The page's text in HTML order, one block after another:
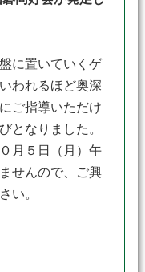
に置いていくゲ
われるほど奥深
ご指導いただけ
となりました。
月５日（月）午
せんので、ご興
い。